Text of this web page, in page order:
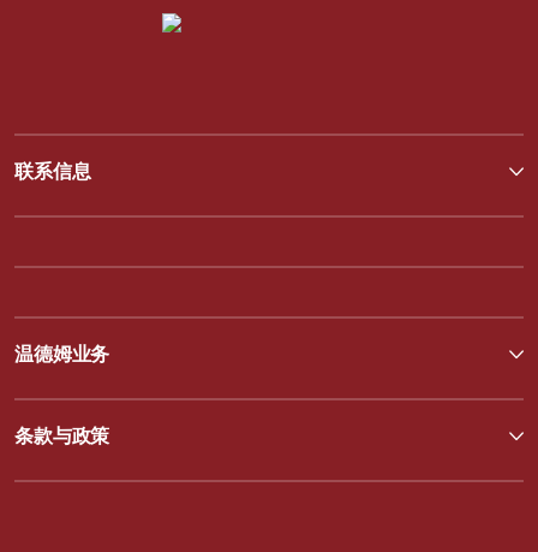
联系信息
温德姆业务
条款与政策